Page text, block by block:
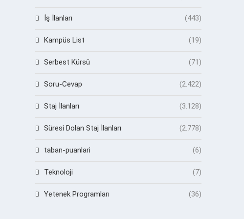
İş İlanları (443)
Kampüs List (19)
Serbest Kürsü (71)
Soru-Cevap (2.422)
Staj İlanları (3.128)
Süresi Dolan Staj İlanları (2.778)
taban-puanlari (6)
Teknoloji (7)
Yetenek Programları (36)